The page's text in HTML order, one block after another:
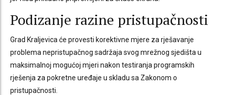
Podizanje razine pristupačnosti
Grad Kraljevica će provesti korektivne mjere za rješavanje
problema nepristupačnog sadržaja svog mrežnog sjedišta u
maksimalnoj mogućoj mjeri nakon testiranja programskih
rješenja za pokretne uređaje u skladu sa Zakonom o
pristupačnosti.